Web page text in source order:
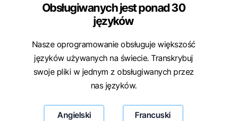
Obsługiwanych jest ponad 30
języków
Nasze oprogramowanie obsługuje większość
języków używanych na świecie. Transkrybuj
swoje pliki w jednym z obsługiwanych przez
nas języków.
Angielski Francuski